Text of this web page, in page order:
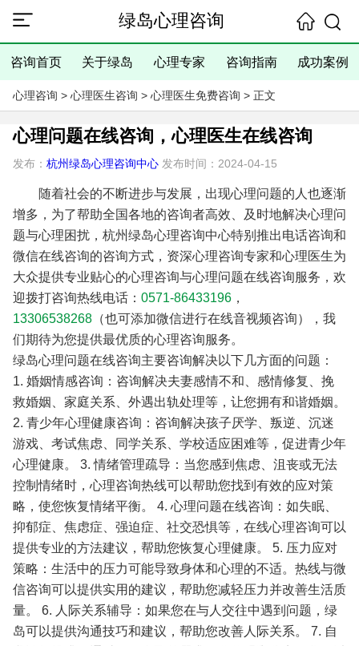
绿岛心理咨询
咨询首页 关于绿岛 心理专家 咨询指南 成功案例
心理咨询 > 心理医生咨询 > 心理医生免费咨询 > 正文
心理问题在线咨询，心理医生在线咨询
发布： 杭州绿岛心理咨询中心发布时间：2024-04-15
随着社会的不断进步与发展，出现心理问题的人也逐渐
增多，为了帮助全国各地的咨询者高效、及时地解决心理问
题与心理困扰，杭州绿岛心理咨询中心特别推出电话咨询和
微信在线咨询的咨询方式，资深心理咨询专家和心理医生为
大众提供专业贴心的心理咨询与心理问题在线咨询服务，欢
迎拨打咨询热线电话： 0571-86433196，
13306538268（也可添加微信进行在线音视频咨询），我
们期待为您提供最优质的心理咨询服务。
绿岛心理问题在线咨询主要咨询解决以下几方面的问题：
1. 婚姻情感咨询：咨询解决夫妻感情不和、感情修复、挽
救婚姻、家庭关系、外遇出轨处理等，让您拥有和谐婚姻。
2. 青少年心理健康咨询：咨询解决孩子厌学、叛逆、沉迷
游戏、考试焦虑、同学关系、学校适应困难等，促进青少年
心理健康。
3. 情绪管理疏导：当您感到焦虑、沮丧或无法
控制情绪时，心理咨询热线可以帮助您找到有效的应对策
略，使您恢复情绪平衡。
4. 心理问题在线咨询：如失眠、
抑郁症、焦虑症、强迫症、社交恐惧等，在线心理咨询可以
提供专业的方法建议，帮助您恢复心理健康。
5. 压力应对
策略：生活中的压力可能导致身体和心理的不适。热线与微
信咨询可以提供实用的建议，帮助您减轻压力并改善生活质
量。
6. 人际关系辅导：如果您在与人交往中遇到问题，绿
岛可以提供沟通技巧和建议，帮助您改善人际关系。
7. 自